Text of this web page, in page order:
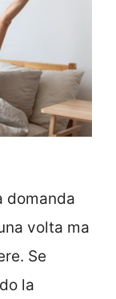
domanda
volta ma
Se
la